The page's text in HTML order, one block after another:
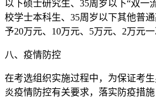
以下硕士研究生、35周岁以下“双一
校学士本科生、35周岁以下其他普
予20万元、10万元、5万元、2万元一
八、疫情防控
在考选组织实施过程中，为保证考
炎疫情防控有关要求，落实防疫措